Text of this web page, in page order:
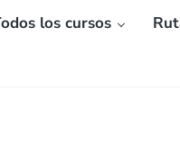
los cursos